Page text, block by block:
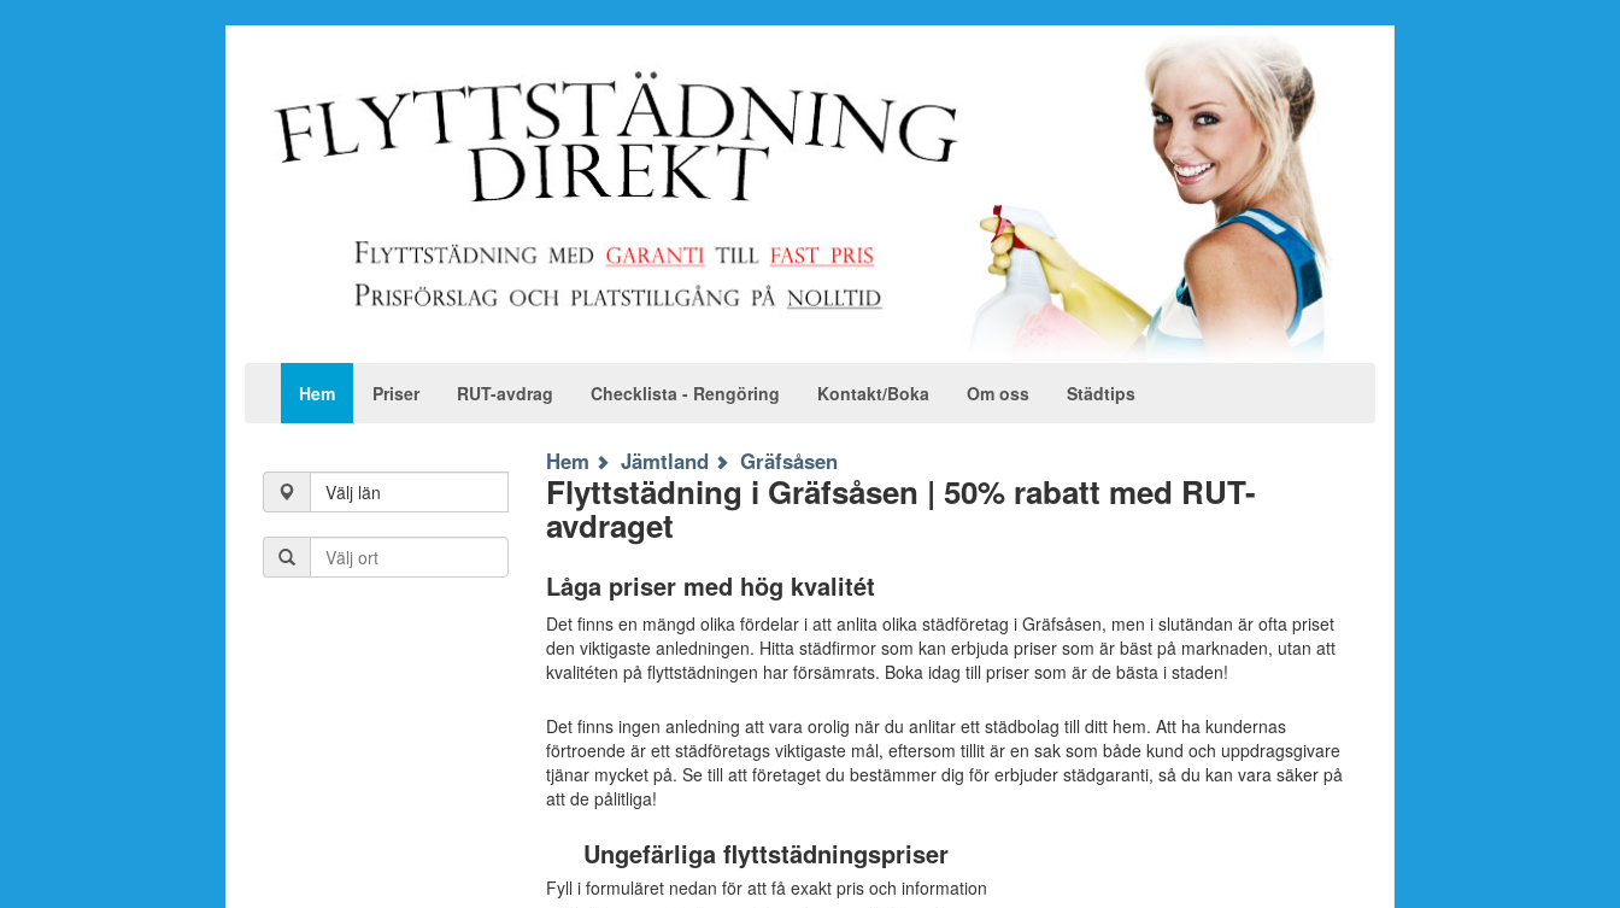
Hem Priser RUT-avdrag Checklista - Rengöring Kontakt/Boka Om oss Städtips
Välj län
Hem Jämtland Gräfsåsen
Flyttstädning i Gräfsåsen | 50% rabatt med RUT-
avdraget
Låga priser med hög kvalitét
Det finns en mängd olika fördelar i att anlita olika städföretag i Gräfsåsen, men i slutändan är ofta priset
den viktigaste anledningen. Hitta städfirmor som kan erbjuda priser som är bäst på marknaden, utan att
kvalitéten på flyttstädningen har försämrats. Boka idag till priser som är de bästa i staden!
Det finns ingen anledning att vara orolig när du anlitar ett städbolag till ditt hem. Att ha kundernas
förtroende är ett städföretags viktigaste mål, eftersom tillit är en sak som både kund och uppdragsgivare
tjänar mycket på. Se till att företaget du bestämmer dig för erbjuder städgaranti, så du kan vara säker på
att de pålitliga!
Ungefärliga flyttstädningspriser
Fyll i formuläret nedan för att få exakt pris och information